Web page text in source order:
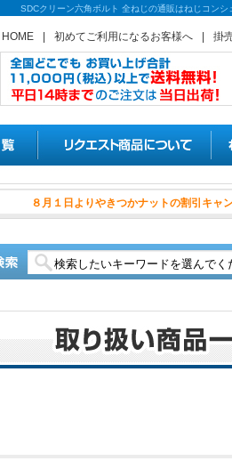
SDCクリーン六角ボルト 全ねじの通販はねじコン
HOME 初めてご利用になるお客様へ 掛
月１日よりやき